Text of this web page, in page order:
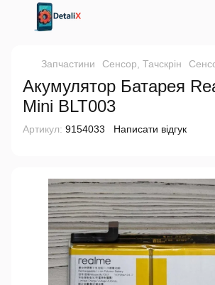
Запчастини Сенсор, Тачскрін
Акумулятор Батарея
Mini BLT003
Артикул: 9154033 Написати відгук